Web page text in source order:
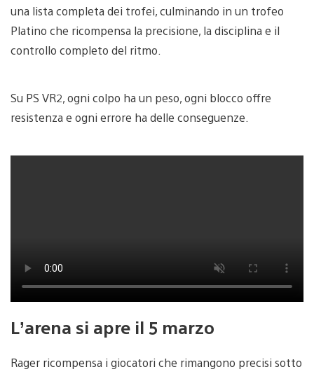
una lista completa dei trofei, culminando in un trofeo
Platino che ricompensa la precisione, la disciplina e il
controllo completo del ritmo.
Su PS VR2, ogni colpo ha un peso, ogni blocco offre
resistenza e ogni errore ha delle conseguenze.
L’arena si apre il 5 marzo
Rager ricompensa i giocatori che rimangono precisi sotto